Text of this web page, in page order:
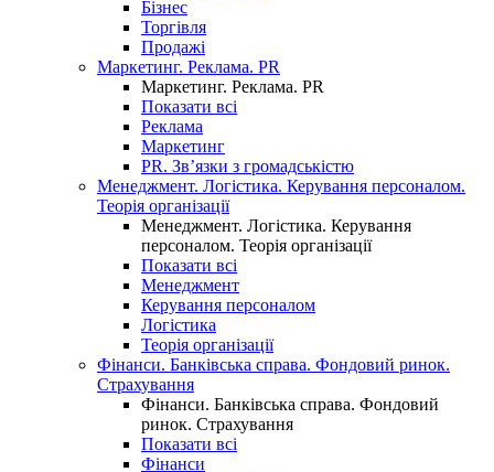
Бізнес
Торгівля
Продажі
Маркетинг. Реклама. PR
Маркетинг. Реклама. PR
Показати всі
Реклама
Маркетинг
PR. Зв’язки з громадськістю
Менеджмент. Логістика. Керування персоналом.
Теорія організації
Менеджмент. Логістика. Керування
персоналом. Теорія організації
Показати всі
Менеджмент
Керування персоналом
Логістика
Теорія організації
Фінанси. Банківська справа. Фондовий ринок.
Страхування
Фінанси. Банківська справа. Фондовий
ринок. Страхування
Показати всі
Фінанси